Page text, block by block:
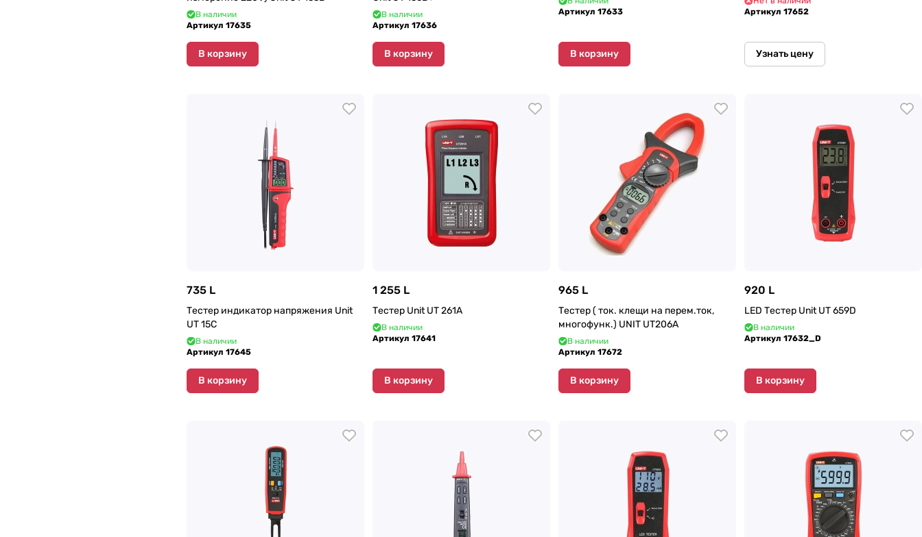
В наличии
Артикул 17635
В корзину
В наличии
Артикул 17636
В корзину
Артикул 17633
В корзину
Артикул 17652
Узнать цену
735 L
Тестер индикатор напряжения Unit
UT 15C
В наличии
Артикул 17645
В корзину
1 255 L
Тестер Unit UT 261А
В наличии
Артикул 17641
В корзину
965 L
Тестер ( ток. клещи на перем.ток,
многофунк.) UNIT UT206A
В наличии
Артикул 17672
В корзину
920 L
LED Тестер Unit UT 659D
В наличии
Артикул 17632_D
В корзину